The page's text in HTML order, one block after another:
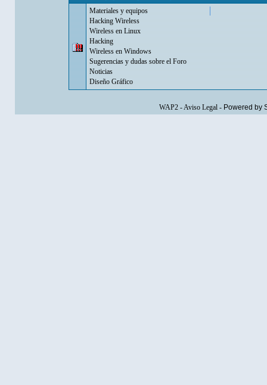
Materiales y equipos
Hacking Wireless
Wireless en Linux
Hacking
Wireless en Windows
Sugerencias y dudas sobre el Foro
Noticias
Diseño Gráfico
WAP2-Aviso Legal- Powered by